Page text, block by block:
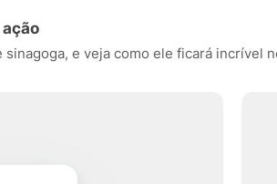
e veja como ele ficará incrível